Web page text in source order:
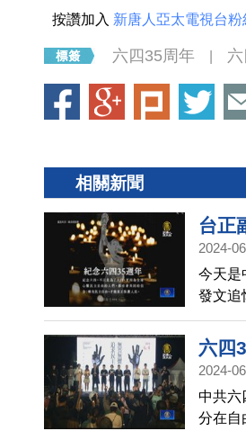
按讚加入 新唐人亞太電視台粉
六四35周年
相關新聞
台正
2024-
今天是
發文追
真正保
個人。
六四
2024-
中共六
分在自